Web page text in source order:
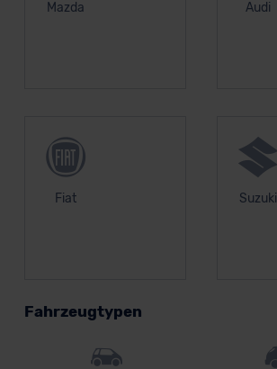
Mazda Audi
Fiat Suzuki
Fahrzeugtypen